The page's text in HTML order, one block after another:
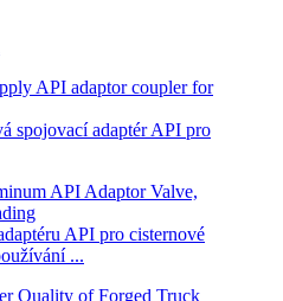
spojovací adaptér API pro
API pro cisternové
...